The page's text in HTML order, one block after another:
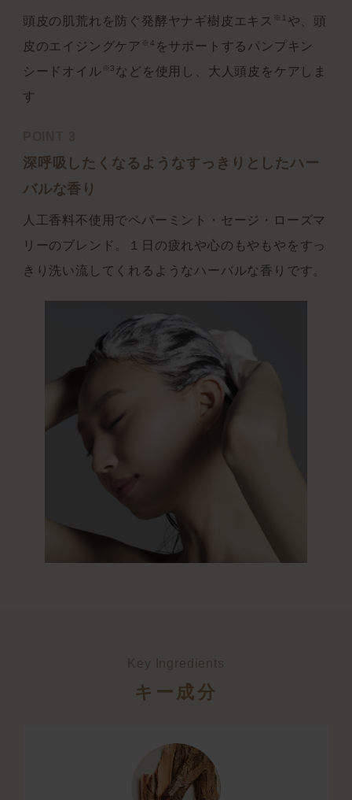
頭皮の肌荒れを防ぐ発酵ヤナギ樹皮エキス ※1 や、頭
皮のエイジングケア ※4 をサポートするパンプキン
シードオイル ※3 などを使用し、大人頭皮をケアしま
す
深呼吸したくなるようなすっきりとしたハー
バルな香り
人工香料不使用でペパーミント・セージ・ローズマ
リーのブレンド。１日の疲れや心のもやもやをすっ
きり洗い流してくれるようなハーバルな香りです。
Key Ingredients
キー成分